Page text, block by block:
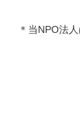
＊当NPO法